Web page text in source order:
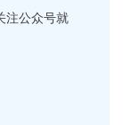
公众号就